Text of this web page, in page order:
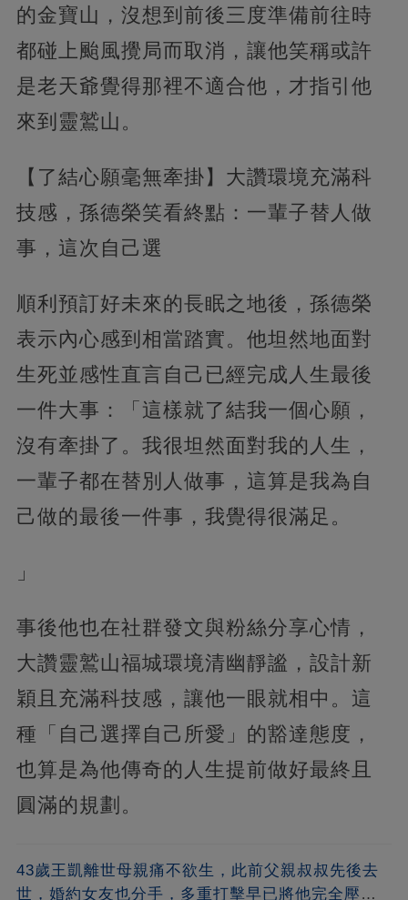
的金寶山，沒想到前後三度準備前往時
都碰上颱風攪局而取消，讓他笑稱或許
是老天爺覺得那裡不適合他，才指引他
來到靈鷲山。
【了結心願毫無牽掛】大讚環境充滿科
技感，孫德榮笑看終點：一輩子替人做
事，這次自己選
順利預訂好未來的長眠之地後，孫德榮
表示內心感到相當踏實。他坦然地面對
生死並感性直言自己已經完成人生最後
一件大事：「這樣就了結我一個心願，
沒有牽掛了。我很坦然面對我的人生，
一輩子都在替別人做事，這算是我為自
己做的最後一件事，我覺得很滿足。
」
事後他也在社群發文與粉絲分享心情，
大讚靈鷲山福城環境清幽靜謐，設計新
穎且充滿科技感，讓他一眼就相中。這
種「自己選擇自己所愛」的豁達態度，
也算是為他傳奇的人生提前做好最終且
圓滿的規劃。
43歲王凱離世母親痛不欲生，此前父親叔叔先後去
世，婚約女友也分手，多重打擊早已將他完全壓